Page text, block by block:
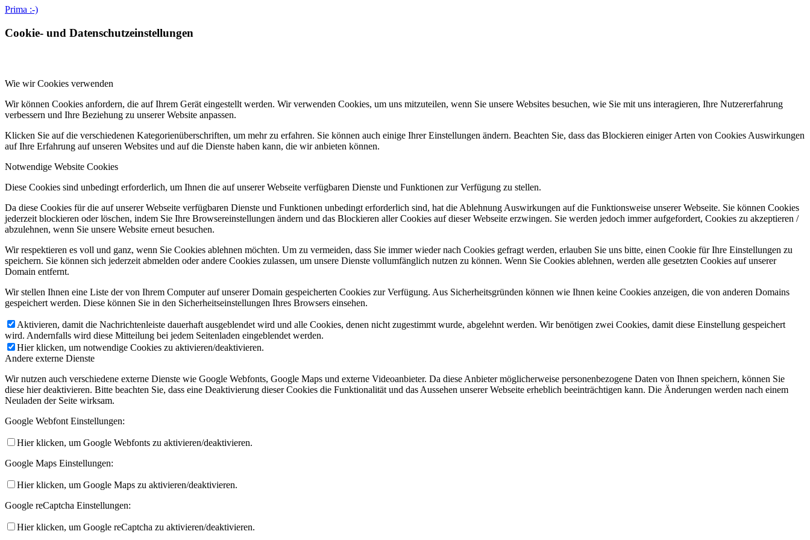
Prima :-)
Cookie- und Datenschutzeinstellungen
Wie wir Cookies verwenden
Wir können Cookies anfordern, die auf Ihrem Gerät eingestellt werden. Wir verwenden Cookies, um uns mitzuteilen, wenn Sie unsere Websites besuchen, wie Sie mit uns interagieren, Ihre Nutzererfahrung
verbessern und Ihre Beziehung zu unserer Website anpassen.
Klicken Sie auf die verschiedenen Kategorienüberschriften, um mehr zu erfahren. Sie können auch einige Ihrer Einstellungen ändern. Beachten Sie, dass das Blockieren einiger Arten von Cookies Auswirkungen
auf Ihre Erfahrung auf unseren Websites und auf die Dienste haben kann, die wir anbieten können.
Notwendige Website Cookies
Diese Cookies sind unbedingt erforderlich, um Ihnen die auf unserer Webseite verfügbaren Dienste und Funktionen zur Verfügung zu stellen.
Da diese Cookies für die auf unserer Webseite verfügbaren Dienste und Funktionen unbedingt erforderlich sind, hat die Ablehnung Auswirkungen auf die Funktionsweise unserer Webseite. Sie können Cookies
jederzeit blockieren oder löschen, indem Sie Ihre Browsereinstellungen ändern und das Blockieren aller Cookies auf dieser Webseite erzwingen. Sie werden jedoch immer aufgefordert, Cookies zu akzeptieren /
abzulehnen, wenn Sie unsere Website erneut besuchen.
Wir respektieren es voll und ganz, wenn Sie Cookies ablehnen möchten. Um zu vermeiden, dass Sie immer wieder nach Cookies gefragt werden, erlauben Sie uns bitte, einen Cookie für Ihre Einstellungen zu
speichern. Sie können sich jederzeit abmelden oder andere Cookies zulassen, um unsere Dienste vollumfänglich nutzen zu können. Wenn Sie Cookies ablehnen, werden alle gesetzten Cookies auf unserer
Domain entfernt.
Wir stellen Ihnen eine Liste der von Ihrem Computer auf unserer Domain gespeicherten Cookies zur Verfügung. Aus Sicherheitsgründen können wie Ihnen keine Cookies anzeigen, die von anderen Domains
gespeichert werden. Diese können Sie in den Sicherheitseinstellungen Ihres Browsers einsehen.
Aktivieren, damit die Nachrichtenleiste dauerhaft ausgeblendet wird und alle Cookies, denen nicht zugestimmt wurde, abgelehnt werden. Wir benötigen zwei Cookies, damit diese Einstellung gespeichert
wird. Andernfalls wird diese Mitteilung bei jedem Seitenladen eingeblendet werden.
Hier klicken, um notwendige Cookies zu aktivieren/deaktivieren.
Andere externe Dienste
Wir nutzen auch verschiedene externe Dienste wie Google Webfonts, Google Maps und externe Videoanbieter. Da diese Anbieter möglicherweise personenbezogene Daten von Ihnen speichern, können Sie
diese hier deaktivieren. Bitte beachten Sie, dass eine Deaktivierung dieser Cookies die Funktionalität und das Aussehen unserer Webseite erheblich beeinträchtigen kann. Die Änderungen werden nach einem
Neuladen der Seite wirksam.
Google Webfont Einstellungen:
Hier klicken, um Google Webfonts zu aktivieren/deaktivieren.
Google Maps Einstellungen:
Hier klicken, um Google Maps zu aktivieren/deaktivieren.
Google reCaptcha Einstellungen:
Hier klicken, um Google reCaptcha zu aktivieren/deaktivieren.